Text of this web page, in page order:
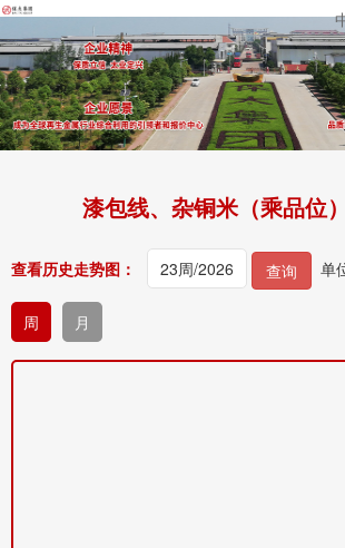
漆包线、杂铜米（乘品位
查看历史走势图： 查询 单
周 月